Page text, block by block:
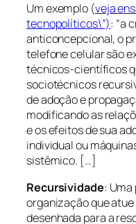
Um exemplo (veja
tecnopolíticos\”): “a
anticoncepcional, o
telefone celular são
técnicos-científicos
sociotécnicos
de adoção e
modificando as
e os efeitos de sua
individual ou
sistêmico. […]
Recursividade:
organização que
desenhada para a